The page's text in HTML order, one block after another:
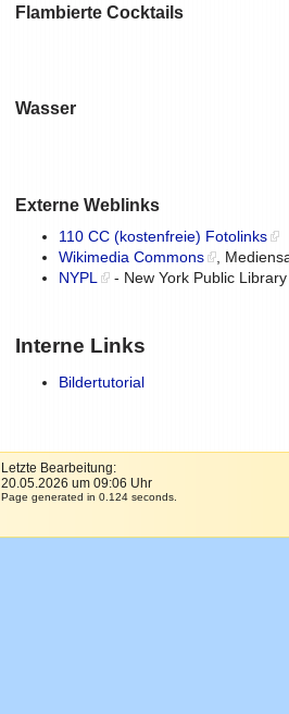
Flambierte Cocktails
Wasser
Externe Weblinks
110 CC (kostenfreie) Fotolinks
Wikimedia Commons
,
NYPL
- New York Public Library
Interne Links
Bildertutorial
Letzte Bearbeitung:
20.05.2026 um 09:06 Uhr
Page generated in 0.124 seconds.